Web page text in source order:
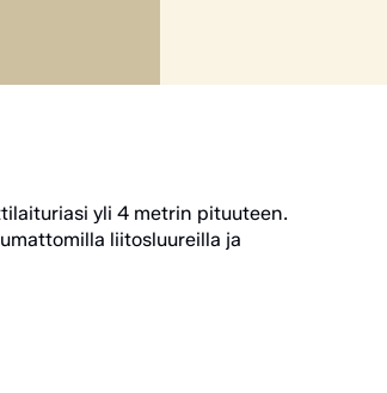
yli 4 metrin pituuteen.
liitosluureilla ja